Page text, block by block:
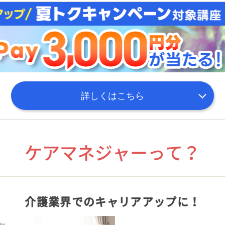
詳しくはこちら
ケアマネジャーって？
介護業界でのキャリアアップに！